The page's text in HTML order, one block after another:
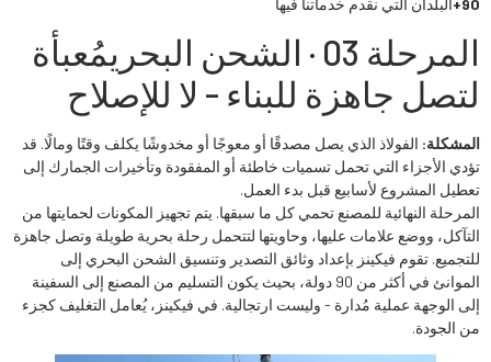
المرحلة 03 · الشحن البحري
مُعبأة
لتصل جاهزة للبناء - لا للإصلاح
المشكلة: الفولاذ الذي يصل مصدقًا أو معوجًا أو مخدوشًا يكلف وقتًا ومالًا. قد
تؤدي الأجزاء التي تحمل تسميات خاطئة أو المفقودة وتأخيرات الجمارك إلى
تعطيل المشروع لأسابيع قبل بدء العمل.
المرحلة النهائية للمصنع تحمي كل ما سبقها. يتم تجهيز المكونات لحمايتها من
التآكل، ووضع علامات عليها، وحاويتها لتتحمل رحلة بحرية طويلة وتصل جاهزة
للتجميع. تقوم فيكينز بإعداد وثائق التصدير وتنسيق الشحن البحري إلى
الموانئ في أكثر من 90 دولة، بحيث يكون التسليم من المصنع إلى السفينة
إلى الوجهة عملية مُدارة - وليست ارتجالية. في فيكينز، يُعامل التغليف كجزء
من الجودة.